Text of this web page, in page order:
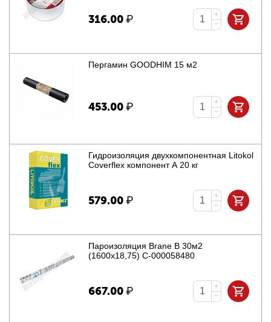
316.00₽
+
−
Пергамин GOODHIM 15 м2
453.00₽
+
−
Гидроизоляция двухкомпонентная Litokol
Coverflex компонент А 20 кг
579.00₽
+
−
Пароизоляция Brane В 30м2
(1600х18,75) С-000058480
667.00₽
+
−